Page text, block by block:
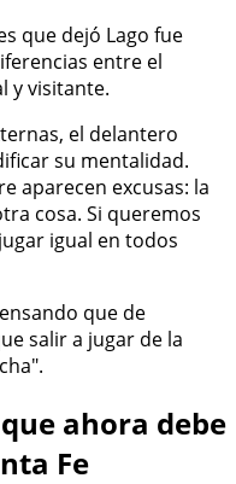
que dejó Lago fue
entre el
y visitante.
el delantero
su mentalidad.
aparecen excusas: la
cosa. Si queremos
igual en todos
que de
salir a jugar de la
ahora debe
Fe